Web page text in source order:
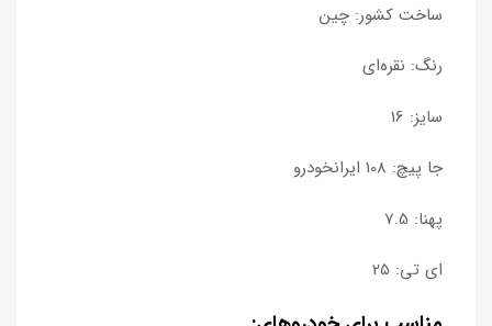
ساخت کشور: چین
رنگ: نقره‌ای
سایز: 16
جا پیچ: 108 ایرانخودرو
پهنا: 7.5
ای تی: 25